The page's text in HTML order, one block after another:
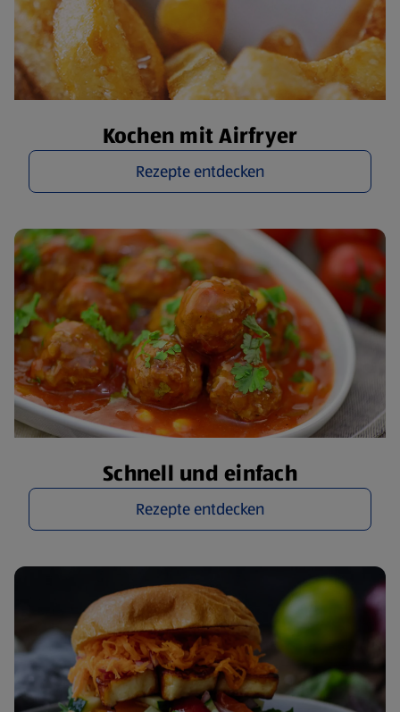
Kochen mit Airfryer
Rezepte entdecken
Schnell und einfach
Rezepte entdecken